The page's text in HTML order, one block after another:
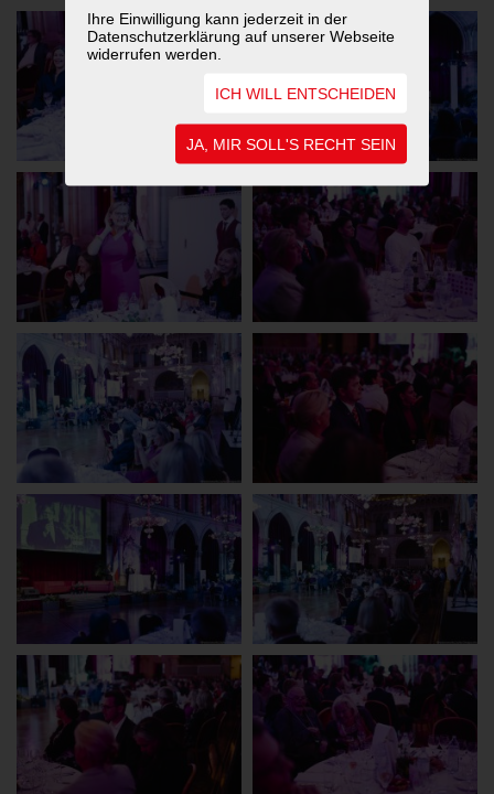
Ihre Einwilligung kann jederzeit in der
Datenschutzerklärung auf unserer Webseite
widerrufen werden.
ICH WILL ENTSCHEIDEN
JA, MIR SOLL'S RECHT SEIN